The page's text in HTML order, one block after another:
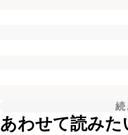
続
あわせて読みた